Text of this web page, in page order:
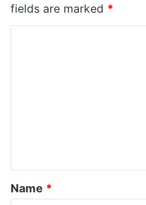
fields are marked *
*
Name *